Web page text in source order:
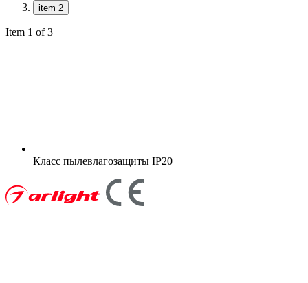
item 2
Item 1 of 3
Класс пылевлагозащиты IP20